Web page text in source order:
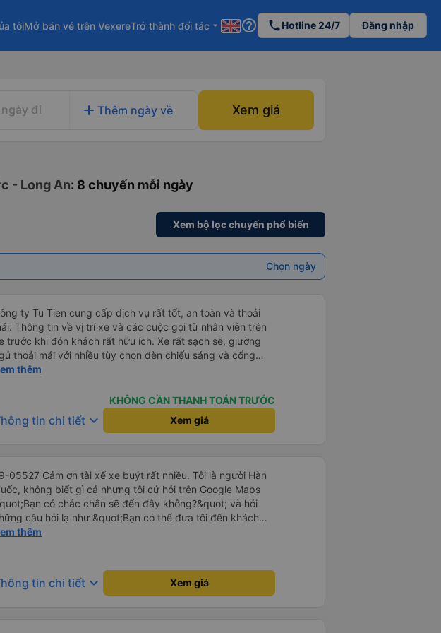
tôiMở bán vé trên VexereTrở thành đối tác arrow_drop_down help_outline phoneHotline 24/7 Đăng nhập
đi add Thêm ngày về Xem giá
- Long An: 8 chuyến mỗi ngày
Xem bộ lọc chuyến phổ biến
Chọn ngày
ty Tu Tien cung cấp dịch vụ rất tốt, an toàn và thoải
Thông tin về vị trí xe và các cuộc gọi từ nhân viên trên
trước khi đón khách rất hữu ích. Xe rất sạch sẽ, giường
thoải mái với nhiều tùy chọn đèn chiếu sáng và cổng
được đặt ở vị trí thuận tiện. Nhân viên rất lịch sự và xe
thêm
KHÔNG CẦN THANH TOÁN TRƯỚC
tin chi tiết keyboard_arrow_down Xem giá
05527 Cảm ơn tài xế xe buýt rất nhiều. Tôi là người Hàn
không biết gì cả nhưng tôi cứ hỏi trên Google Maps
có chắc chắn sẽ đến đây không?&quot; và hỏi
câu hỏi lạ như &quot;Bạn có thể đưa tôi đến khách
của chúng tôi không?&quot; Nhưng tài xế đã quan tâm.
thậm chí còn đón tôi tại khách sạn bằng xe limousine vào
sáng. ngu ngốc đến mức tôi nghĩ tài xế đã giúp tôi. Nếu
thêm
tin chi tiết keyboard_arrow_down Xem giá